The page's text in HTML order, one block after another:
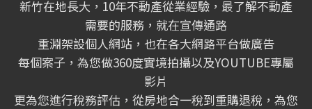
新竹在地長大，10年不動產從業經驗，最了解不動產
需要的服務，就在宣傳通路
重淵架設個人網站，也在各大網路平台做廣告
每個案子，為您做360度實境拍攝以及YOUTUBE專屬
影片
更為您進行稅務評估，從房地合一稅到重購退稅，為您